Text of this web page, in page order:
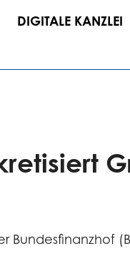
DIGITALE KANZLEI